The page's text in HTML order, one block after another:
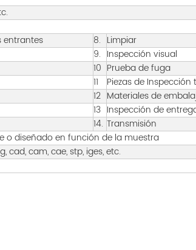
entrantes 8. Limpiar
9. Inspección visual
10 Prueba de fuga
11
Piezas de
12 Materiales de
13 Inspección de
14. Transmisión
o diseñado en función de la muestra
cad, cam, cae, stp, iges, etc.